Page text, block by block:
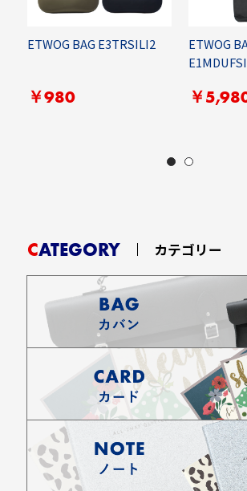
ETWOG BAG E3TRSILI2
￥980
ETWOG
￥
CATEGORY カテゴリー